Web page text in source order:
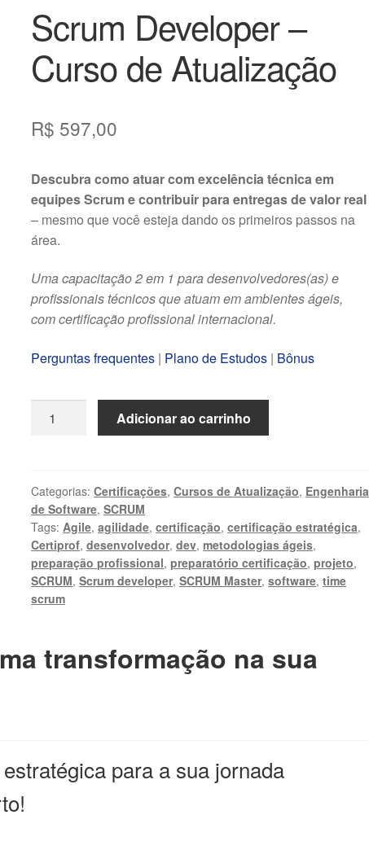
Scrum Developer –
Curso de Atualização
R$ 597,00
Descubra como atuar com excelência técnica em
equipes Scrum e contribuir para entregas de valor real
– mesmo que você esteja dando os primeiros passos na
área.
Uma capacitação 2 em 1 para desenvolvedores(as) e
profissionais técnicos que atuam em ambientes ágeis,
com certificação profissional internacional.
Perguntas frequentes | Plano de Estudos | Bônus
Developer
de
Atualização
quantidade
Adicionar ao carrinho
Categorias:Certificações,Cursos de Atualização, Engenharia
de Software,SCRUM
Tags:Agile,agilidade,certificação,certificação estratégica,
Certiprof,desenvolvedor,dev,metodologias ágeis,
preparação profissional,preparatório certificação,projeto,
SCRUM,Scrum developer,SCRUM Master,software,time
scrum
transformação na sua
para a sua jornada